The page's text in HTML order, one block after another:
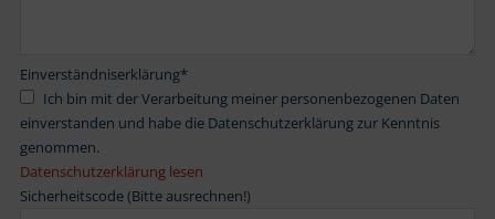
Einverständniserklärung*
einverstanden und habe die Datenschutzerklärung zur Kenntnis
genommen.
Datenschutzerklärung lesen
Sicherheitscode (Bitte ausrechnen!)